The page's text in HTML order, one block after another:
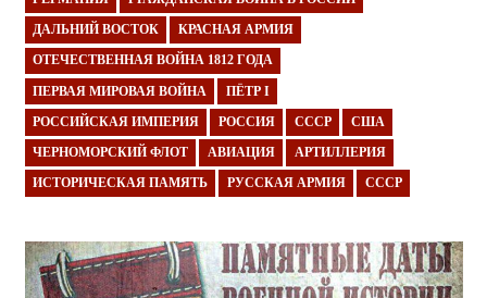
ДАЛЬНИЙ ВОСТОК КРАСНАЯ АРМИЯ
ОТЕЧЕСТВЕННАЯ ВОЙНА 1812 ГОДА
ПЕРВАЯ МИРОВАЯ ВОЙНА ПЁТР I
РОССИЙСКАЯ ИМПЕРИЯ РОССИЯ СССР США
ЧЕРНОМОРСКИЙ ФЛОТ АВИАЦИЯ АРТИЛЛЕРИЯ
ИСТОРИЧЕСКАЯ ПАМЯТЬ РУССКАЯ АРМИЯ СССР